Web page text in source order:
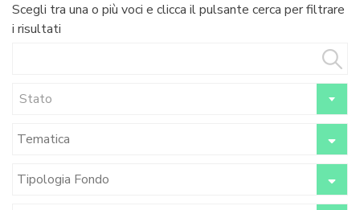
Scegli tra una o più voci e clicca il pulsante cerca per filtrare
i risultati
Stato